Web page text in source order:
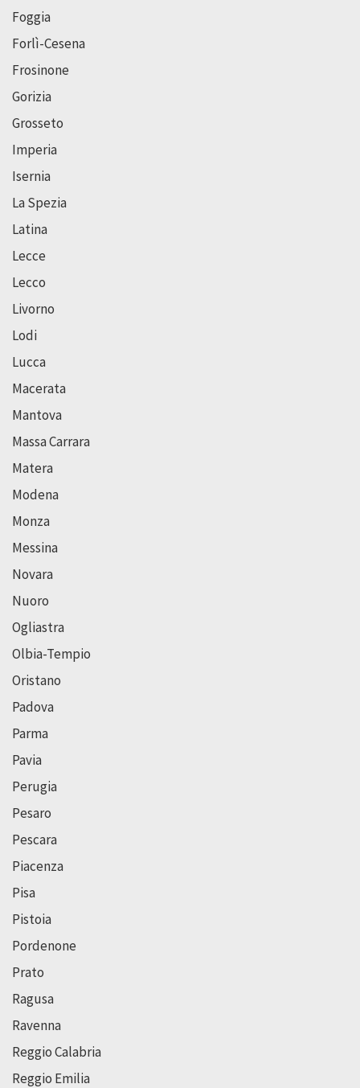
Foggia
Forlì-Cesena
Frosinone
Gorizia
Grosseto
Imperia
Isernia
La Spezia
Latina
Lecce
Lecco
Livorno
Lodi
Lucca
Macerata
Mantova
Massa Carrara
Matera
Modena
Monza
Messina
Novara
Nuoro
Ogliastra
Olbia-Tempio
Oristano
Padova
Parma
Pavia
Perugia
Pesaro
Pescara
Piacenza
Pisa
Pistoia
Pordenone
Prato
Ragusa
Ravenna
Reggio Calabria
Reggio Emilia